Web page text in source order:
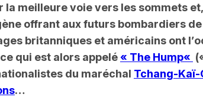
meilleure voie vers les sommets
offrant aux futurs bombardiers
britanniques et américains ont
qui est alors appelé « The Hump« (
du maréchal Tchang-Kaï-
…